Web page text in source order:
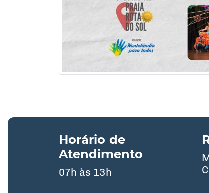
Horário de
Atendimento
07h às 13h